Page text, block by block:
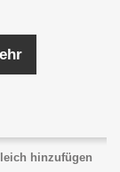
hinzufügen